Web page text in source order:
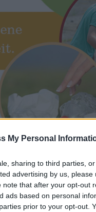
My Personal
sharing to third parties,
advertising by us,
that after your opt-out
ads based on personal
prior to your opt-out.